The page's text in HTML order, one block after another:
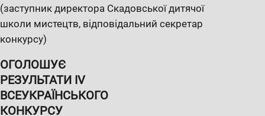
(заступник директора Скадовської дитячої
школи мистецтв, відповідальний секретар
конкурсу)
ОГОЛОШУЄ
РЕЗУЛЬТАТИ IV
ВСЕУКРАЇНСЬКОГО
КОНКУРСУ